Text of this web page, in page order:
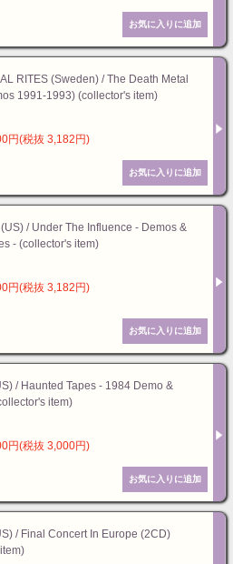
RITES (Sweden) / The Death Metal
1991-1993) (collector's item)
円(税抜 3,182円)
/ Under The Influence - Demos &
- (collector's item)
円(税抜 3,182円)
/ Haunted Tapes - 1984 Demo &
item)
円(税抜 3,000円)
/ Final Concert In Europe (2CD)